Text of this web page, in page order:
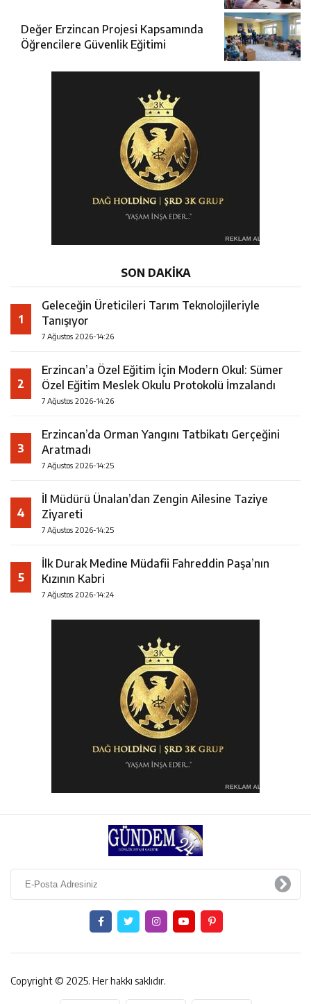
Değer Erzincan Projesi Kapsamında
Öğrencilere Güvenlik Eğitimi
SON DAKİKA
1
Geleceğin Üreticileri Tarım Teknolojileriyle
Tanışıyor
7 Ağustos 2026-14:26
2
Erzincan’a Özel Eğitim İçin Modern Okul: Sümer
Özel Eğitim Meslek Okulu Protokolü İmzalandı
7 Ağustos 2026-14:26
3
Erzincan’da Orman Yangını Tatbikatı Gerçeğini
Aratmadı
7 Ağustos 2026-14:25
4
İl Müdürü Ünalan’dan Zengin Ailesine Taziye
Ziyareti
7 Ağustos 2026-14:25
5
İlk Durak Medine Müdafii Fahreddin Paşa’nın
Kızının Kabri
7 Ağustos 2026-14:24
Copyright © 2025. Her hakkı saklıdır.